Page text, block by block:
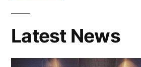
Latest News